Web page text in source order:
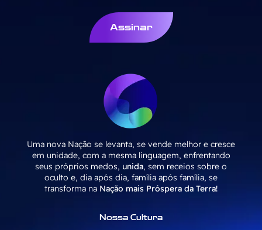
Assinar
Uma nova Nação se levanta, se vende melhor e cresce
em unidade, com a mesma linguagem, enfrentando
seus próprios medos, unida, sem receios sobre o
oculto e, dia após dia, família após família, se
transforma na Nação mais Próspera da Terra!
Nossa Cultura